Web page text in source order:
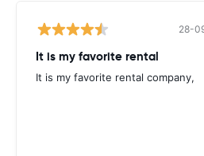
28-
It is my favorite rental
It is my favorite rental company,